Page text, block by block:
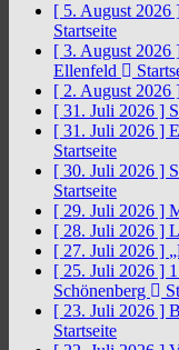
[ 5. August 2026
Startseite
[ 3. August 2026
Ellenfeld
[ 2. August 2026
[ 31. Juli 2026 ]
[ 31. Juli 2026 ]
Startseite
[ 30. Juli 2026 ]
Startseite
[ 29. Juli 2026 ]
[ 28. Juli 2026 ]
[ 27. Juli 2026 ]
[ 25. Juli 2026 ]
Schönenberg
[ 23. Juli 2026 ]
Startseite